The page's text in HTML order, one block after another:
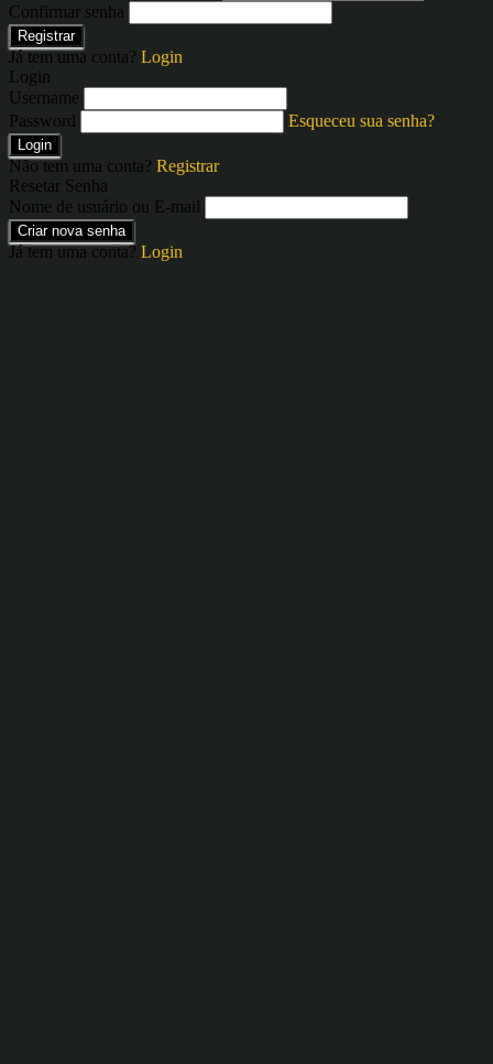
Confirmar senha
Registrar
Já tem uma conta? Login
Login
Username
Password
Esqueceu sua senha?
Login
Não tem uma conta? Registrar
Resetar Senha
Nome de usuário ou E-mail
Criar nova senha
Já tem uma conta? Login